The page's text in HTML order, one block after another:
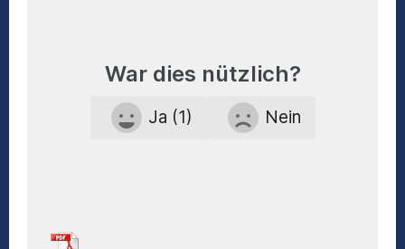
War dies nützlich?
Ja (1) Nein